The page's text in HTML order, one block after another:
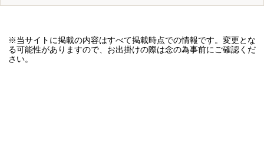
※当サイトに掲載の内容はすべて掲載時点での情報です。変更とな
る可能性がありますので、お出掛けの際は念の為事前にご確認くだ
さい。